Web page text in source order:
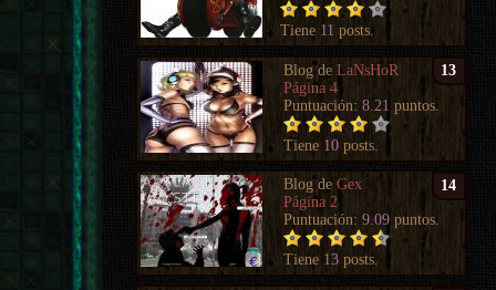
Tiene 11 posts.
13
Blog deLaNsHoR
Página 4
Puntuación:8.21 puntos.
Tiene 10 posts.
14
Blog deGex
Página 2
Puntuación:9.09 puntos.
Tiene 13 posts.